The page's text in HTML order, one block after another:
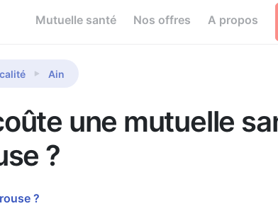
Mutuelle santé Nos offres A propos
Ain
une mutuelle
?
?